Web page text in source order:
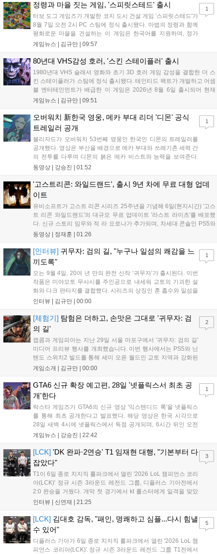
라고 밝혀 향후 행보에 기대감을 모으고 있다. 상세 정보는 공식 홈페이
정령과 마을 짓는 게임, '스피릿스테드' 출시
터보 도그 게임즈가 개발한 코지 도시 건설 게임 '스피릿스테드'가
8월 7일 오전 2시 PC 스팀에 정식 출시됐다. 마법의 정령과 함께
평화로운 마을을 건설하는 이 게임은 한국어를 지원하며, 정가
10,700원에서 10% 할인된 9,630원에 판매된다. 플레이어는 어
고 정령을 활용해 공동체를 성장시킬 수 있다. 따뜻한 손그림 그
모으고 있다....
게임뉴스 | 김규만 | 09:57
1
80년대 VHS감성 호러, '스킨 스테이플러' 출시
1980년대 VHS 슬래셔 영화와 초기 3D 호러 게임 감성을 결합한 더 스
킨 스테이플러가 스팀에 정식 출시됐다. 테인티드 팩트가 개발하고 어셈
블 엔터테인먼트가 배급한 이 게임은 2026년 8월 6일 출시되어 현재
15,000원에 판매 중이다. 캐리언 시티를 배경으로 연쇄살인 사건을 추적
통해 밀도 높은 공포를 선사한다....
게임뉴스 | 김규만 | 09:51
오버워치 新한국 영웅, 메카 부대 리더 '디몬' 공식
트레일러 공개
블리자드가 오버워치 53번째 영웅인 한국인 디몬의 트레일러를
공개했다. 영상은 부산을 배경으로 메카 부대와 쓰레기촌 세력 간
의 전투를 다루며 디몬의 붉은 메카 비스트와 능력을 보여준다.
블리자드는 7일 게임플레이 영상 공개를 시작으로 10일 시즌4 트
시할 예정이다. 향후 메카 부대와 탈론의 대립이 본격화될 전망이
다....
동영상 | 강승진 | 01:52
1
'고스트리콘: 와일드랜드', 출시 9년 차에 무료 대형 업데
이트
유비소프트가 고스트 리콘 시리즈 25주년을 기념해 6일(현지시간) '고스
트 리콘 와일드랜드'의 대규모 무료 업데이트 '라스트 라이츠'를 배포했
다. 신규 스토리 임무와 적 라 요로나가 추가되며, 차세대 콘솔인 PS5와
Xbox Series X|S에서 4K 60FPS를 지원한다. 또한 편의성 개선과 함께
리를 제공한다....
동영상 | 정재훈 | 01:26
[인터뷰] 귀무자: 검의 길, "누구나 일섬의 쾌감을 느
끼도록"
오는 9월 4일, 20여 년 만의 완전 신작 ‘귀무자’가 출시된다. 이번
작품은 미야모토 무사시를 주인공으로 내세워 교토의 기괴한 설
화와 다크 판타지를 결합했다. 시리즈의 상징인 혼 흡수와 일섬을
계승하면서도, 현대적인 검극 액션과 '무너뜨리기 일섬'을 더해 전
택에 따른 사무라이 액션을 구현하고자 했으며, 실제 검술 전문가
의 모션 캡처를 통해 리얼리티를 극대화했다. 세계관을 새롭게 재
구성한 이번 신작은 기존 시리즈와 설정은 다르지만, 특유의 통쾌
한 손맛과 다크 판타지 분위기를 충실히 담아내어 시리즈 팬과 신
규 이용자 모두에게 새로운 재미를 선사할 예정이다....
인터뷰 | 김규만 | 00:00
1
[체험기] 탐험은 더하고, 손맛은 그대로 '귀무자: 검
의 길'
캡콤과 게임피아는 지난 29일 서울 마포구에서 '귀무자: 검의 길'
미디어 프리뷰 행사를 개최했습니다. 이번 행사에서는 PS5와 닌
텐도 스위치2 빌드를 통해 세미 오픈 월드인 교토 지역과 강화된
액션 시스템을 공개했습니다. 주인공 미야모토 무사시가 오니를
가 특징입니다. 정식 출시를 앞두고 탄탄한 게임성을 선보여 기대
감을 높였습니다....
게임소개 | 김규만 | 00:00
2
GTA6 신규 확장 예고편, 28일 '넷플릭스서 최초 공
개'한다
락스타 게임즈가 GTA6의 신규 영상 '익스텐디드 룩'을 넷플릭스
를 통해 최초 공개한다고 발표했다. 해당 영상은 한국 시각으로
28일 새벽 4시에 넷플릭스에서 독점 공개되며, 6시간 뒤인 오전
10시부터 공식 유튜브와 홈페이지에서도 확인할 수 있다. 기존보
이례적인 협업이 향후 게임 마케팅 방식에 어떤 변화를 가져올지
전 세계 팬들의 이목이 쏠리고 있다....
게임뉴스 | 강승진 | 22:42
1
[LCK] 'DK 완파·2연승' T1 임재현 대행, "기본부터 다
잡았다"
T1이 6일 종로 치지직 롤파크에서 열린 '2026 LoL 챔피언스 코리
아(LCK)' 정규 시즌 3라운드 레전드 그룹, 디플러스 기아전에서
2:0 완승을 거뒀다. 개막 첫 경기에서 kt 롤스터에게 일격을 맞았
지만, 젠지 e스포츠의 홈 경기에서 원정 승리를 챙기며 분위기를
한 모습이었다. 다음은...
인터뷰 | 신연재 | 21:25
3
[LCK] 김대호 감독, "패인, 명쾌하고 심플...다시 힘낼
수 있어"
디플러스 기아가 6일 종로 치지직 롤파크에서 열린 '2026 LoL 챔
피언스 코리아(LCK)' 정규 시즌 3라운드 레전드 그룹 T1전에서
5